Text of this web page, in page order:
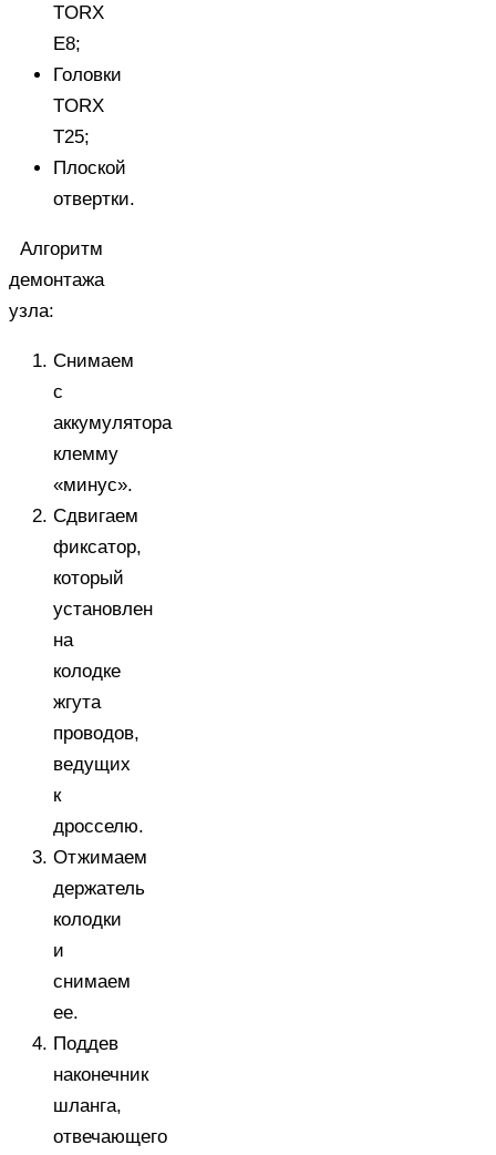
TORX
E8;
Головки
TORX
Т25;
Плоской
отвертки.
Алгоритм
демонтажа
узла:
Снимаем
с
аккумулятора
клемму
«минус».
Сдвигаем
фиксатор,
который
установлен
на
колодке
жгута
проводов,
ведущих
к
дросселю.
Отжимаем
держатель
колодки
и
снимаем
ее.
Поддев
наконечник
шланга,
отвечающего